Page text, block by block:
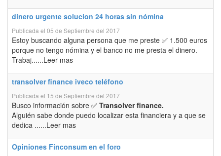
dinero urgente solucion 24 horas sin nómina
Publicada el 05 de Septiembre del 2017
Estoy buscando alguna persona que me preste ✅ 1.500 euros
porque no tengo nómina y el banco no me presta el dinero.
Trabaj......Leer mas
transolver finance iveco teléfono
Publicada el 15 de Septiembre del 2017
Busco información sobre ✅ Transolver finance.
Alguién sabe donde puedo localizar esta financiera y a que se
dedica ......Leer mas
Opiniones Finconsum en el foro